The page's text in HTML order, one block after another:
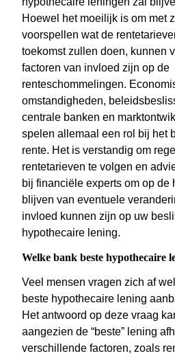
Hoewel het moeilijk is om met
voorspellen wat de
toekomst zullen doen, kunnen
factoren van invloed zijn op de
renteschommelingen.
omstandigheden,
centrale banken en
spelen allemaal een rol bij het
rente. Het is verstandig om
rentetarieven te volgen en
bij financiële experts om op de
blijven van eventuele
invloed kunnen zijn op uw
hypothecaire lening.
Welke bank beste hypothecaire
Veel mensen vragen zich af
beste hypothecaire lening
Het antwoord op deze vraag
aangezien de “beste” lening
verschillende factoren, zoals